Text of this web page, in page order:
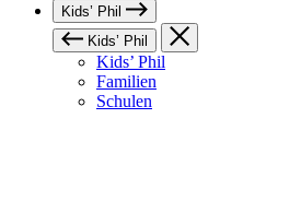
Kids’ Phil
Kids’ Phil
Kids’ Phil
Familien
Schulen